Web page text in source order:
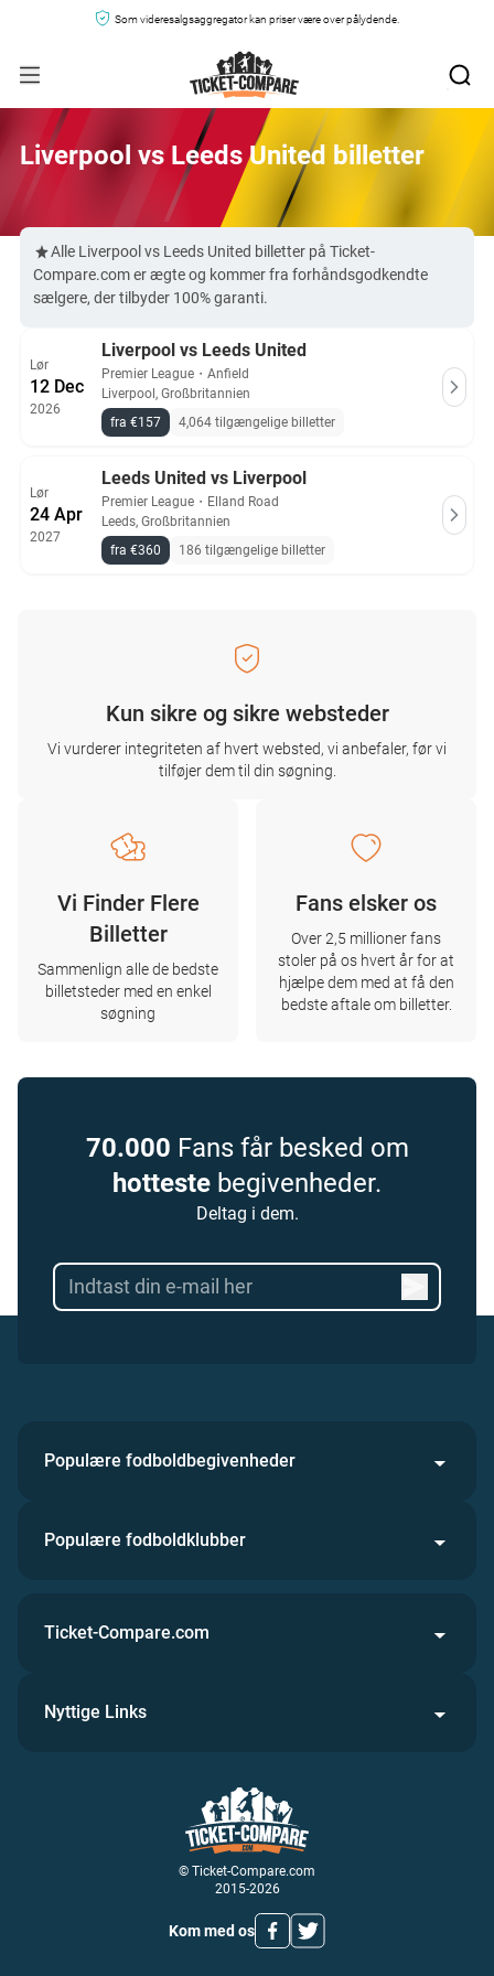
Som videresalgsaggregator kan priser være over pålydende.
Liverpool vs Leeds United billetter
Alle Liverpool vs Leeds United billetter på Ticket-
Compare.com er ægte og kommer fra forhåndsgodkendte
sælgere, der tilbyder 100% garanti.
Lør
12 Dec
2026
Liverpool vs Leeds United
Premier League ・ Anfield
Liverpool, Großbritannien
fra €157
4,064 tilgængelige billetter
Lør
24 Apr
2027
Leeds United vs Liverpool
Premier League ・ Elland Road
Leeds, Großbritannien
fra €360
186 tilgængelige billetter
Kun sikre og sikre websteder
Vi vurderer integriteten af ​​hvert websted, vi anbefaler, før vi
tilføjer dem til din søgning.
Vi Finder Flere
Billetter
Sammenlign alle de bedste
billetsteder med en enkel
søgning
Fans elsker os
Over 2,5 millioner fans
stoler på os hvert år for at
hjælpe dem med at få den
bedste aftale om billetter.
70.000 Fans får besked om
hotteste begivenheder.
Deltag i dem.
Populære fodboldbegivenheder
Populære fodboldklubber
© Ticket-Compare.com
2015-2026
Kom med os
Ticket-Compare.com
Nyttige Links